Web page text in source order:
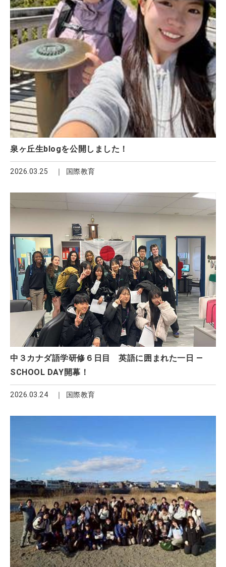
泉ヶ丘生blogを公開しました！
2026.03.25 国際教育
中３カナダ語学研修６日目 英語に囲まれた一日 ―
SCHOOL DAY開幕！
2026.03.24 国際教育